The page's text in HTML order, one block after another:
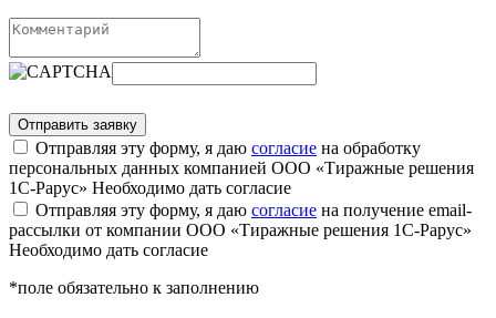
Отправляя эту форму, я даю согласие на обработку
персональных данных компанией ООО «Тиражные решения
1С-Рарус» Необходимо дать согласие
Отправляя эту форму, я даю согласие на получение email-
рассылки от компании ООО «Тиражные решения 1С-Рарус»
Необходимо дать согласие
*поле обязательно к заполнению